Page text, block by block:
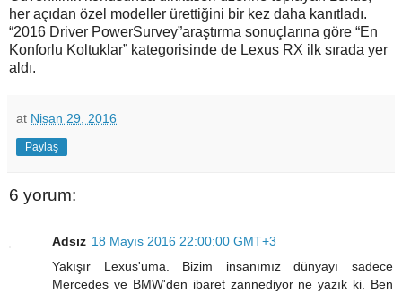
her açıdan özel modeller ürettiğini bir kez daha kanıtladı.
“2016 Driver PowerSurvey”araştırma sonuçlarına göre “En
Konforlu Koltuklar” kategorisinde de Lexus RX ilk sırada yer
aldı.
at Nisan 29, 2016
Paylaş
6 yorum:
Adsız 18 Mayıs 2016 22:00:00 GMT+3
Yakışır Lexus'uma. Bizim insanımız dünyayı sadece
Mercedes ve BMW'den ibaret zannediyor ne yazık ki. Ben